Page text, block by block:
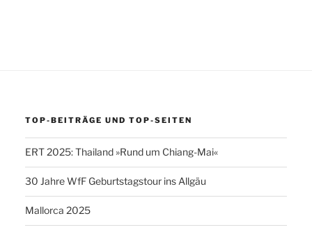
TOP-BEITRÄGE UND TOP-SEITEN
ERT 2025: Thailand »Rund um Chiang-Mai«
30 Jahre WfF Geburtstagstour ins Allgäu
Mallorca 2025